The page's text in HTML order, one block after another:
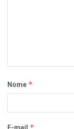
Nome *